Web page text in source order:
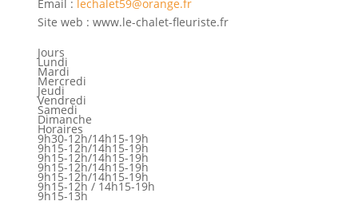
Email : lechalet59@orange.fr
Site web : www.le-chalet-fleuriste.fr
Jours
Lundi
Mardi
Mercredi
Jeudi
Vendredi
Samedi
Dimanche
Horaires
9h30-12h/14h15-19h
9h15-12h/14h15-19h
9h15-12h/14h15-19h
9h15-12h/14h15-19h
9h15-12h/14h15-19h
9h15-12h / 14h15-19h
9h15-13h